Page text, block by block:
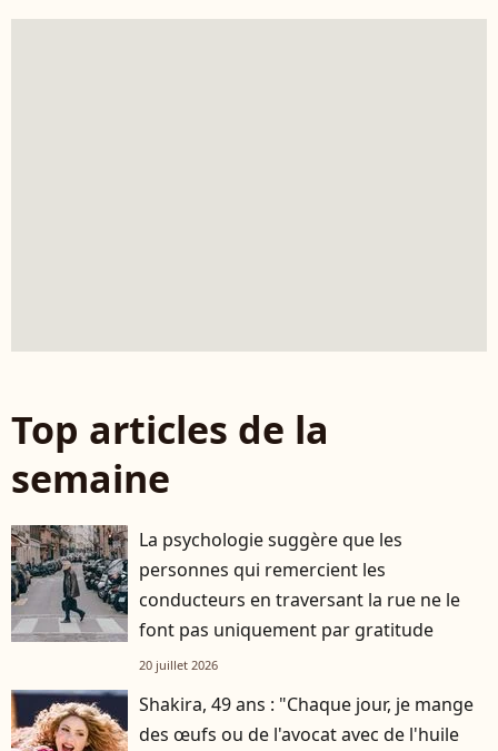
Top articles de la
semaine
La psychologie suggère que les
personnes qui remercient les
conducteurs en traversant la rue ne le
font pas uniquement par gratitude
20 juillet 2026
Shakira, 49 ans : "Chaque jour, je mange
des œufs ou de l'avocat avec de l'huile